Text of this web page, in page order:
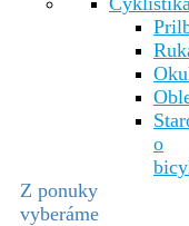
o
Z ponuky
vyberáme